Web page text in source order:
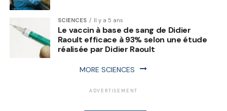
SCIENCES Il y a 5 ans
Le vaccin à base de sang de Didier
Raoult efficace à 93% selon une étude
réalisée par Didier Raoult
MORE SCIENCES
ADVERTISEMENT